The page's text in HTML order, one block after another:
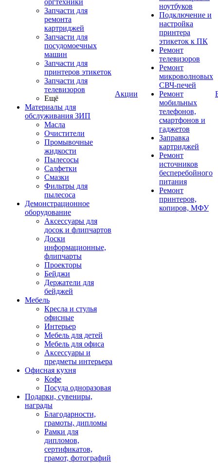
оргтехники
Запчасти для
ремонта
картриджей
Запчасти для
посудомоечных
машин
Запчасти для
принтеров этикеток
Запчасти для
телевизоров
Ещё
Материалы для
обслуживания ЗИП
Масла
Очистители
Промывочные
жидкости
Пылесосы
Салфетки
Смазки
Фильтры для
пылесоса
Демонстрационное
оборудование
Аксессуары для
досок и флипчартов
Доски
информационные,
флипчарты
Проекторы
Бейджи
Держатели для
бейджей
Мебель
Кресла и стулья
офисные
Интерьер
Мебель для детей
Мебель для офиса
Аксессуары и
предметы интерьера
Офисная кухня
Кофе
Посуда одноразовая
Подарки, сувениры,
награды
Благодарности,
грамоты, дипломы
Рамки для
дипломов,
сертификатов,
грамот, фотографий
Акции
ноутбуков
Подключение и
настройка
принтера
этикеток к ПК
Ремонт
телевизоров
Ремонт
микроволновых
СВЧ-печей
Ремонт
мобильных
телефонов,
смартфонов и
гаджетов
Заправка
картриджей
Ремонт
источников
бесперебойного
питания
Ремонт
принтеров,
копиров, МФУ